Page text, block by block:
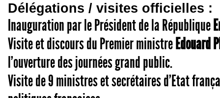
Délégations / visites officielles :
Inauguration par le Président de la République
Visite et discours du Premier ministre Edouard
l’ouverture des journées grand public.
Visite de 9 ministres et secrétaires d’Etat